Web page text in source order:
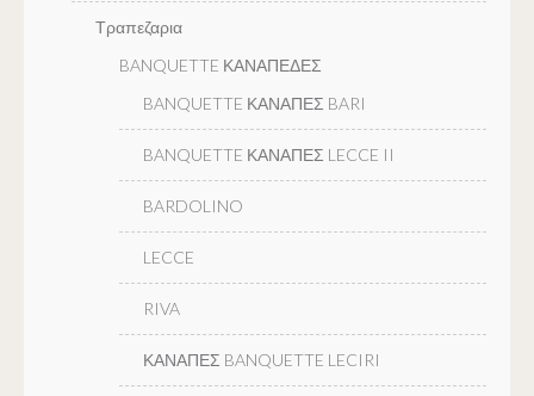
Τραπεζαρια
BANQUETTE ΚΑΝΑΠΕΔΕΣ
BANQUETTE ΚΑΝΑΠΕΣ BARI
BANQUETTE ΚΑΝΑΠΕΣ LECCE II
BARDOLINO
LECCE
RIVA
ΚΑΝΑΠΕΣ BANQUETTE LECIRI